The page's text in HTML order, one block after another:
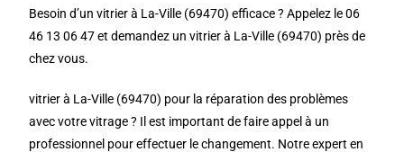
Besoin d’un vitrier à La-Ville (69470) efficace ? Appelez le 06
46 13 06 47 et demandez un vitrier à La-Ville (69470) près de
chez vous.
vitrier à La-Ville (69470) pour la réparation des problèmes
avec votre vitrage ? Il est important de faire appel à un
professionnel pour effectuer le changement. Notre expert en